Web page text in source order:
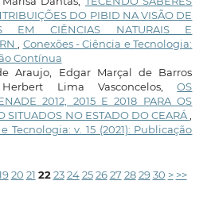
DO PIBID NA VISÃO DE
EM CIÊNCIAS NATURAIS E
, Conexões - Ciência e Tecnologia:
Contínua
Araujo, Edgar Marçal de Barros
Lima Vasconcelos,OS
2012, 2015 E 2018 PARA OS
SITUADOS NO ESTADO DO CEARÁ,
Tecnologia: v. 15 (2021): Publicação
20 21 22 23 24 25 26 27 28 29 30 > >>